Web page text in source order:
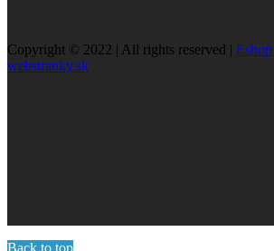
Copyright © 2022 | All rights reserved |
webstranky.sk
Back to top